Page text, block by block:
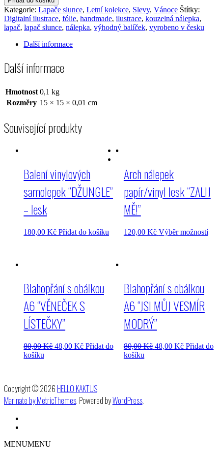
3
ks
LAPAČŮ
dle
vlastního
Kategorie: Lapače slunce, Letní kolekce, Slevy, Vánoce Štítky:
Digitalní ilustrace, fólie, handmade, ilustrace, kouzelná nálepka,
lapač, lapač slunce, nálepka, výhodný balíček, vyrobeno v česku
Další informace
Další informace
Hmotnost 0,1 kg
Rozměry 15 × 15 × 0,01 cm
Související produkty
Balení vinylových
samolepek “DŽUNGLE”
– lesk
180,00 Kč Přidat do košíku
Arch nálepek
papír/vinyl lesk “ZALIJ
MĚ!”
120,00 Kč Výběr možností
Blahopřání s obálkou
A6 “VĚNEČEK S
LÍSTEČKY”
80,00Kč 48,00 Kč Přidat do
košíku
Blahopřání s obálkou
A6 “JSI MŮJ VESMÍR
MODRÝ”
80,00Kč 48,00 Kč Přidat do
košíku
Copyright © 2026 HELLO KAKTUS.
Marinate by MetricThemes. Powered byWordPress.
MENUMENU